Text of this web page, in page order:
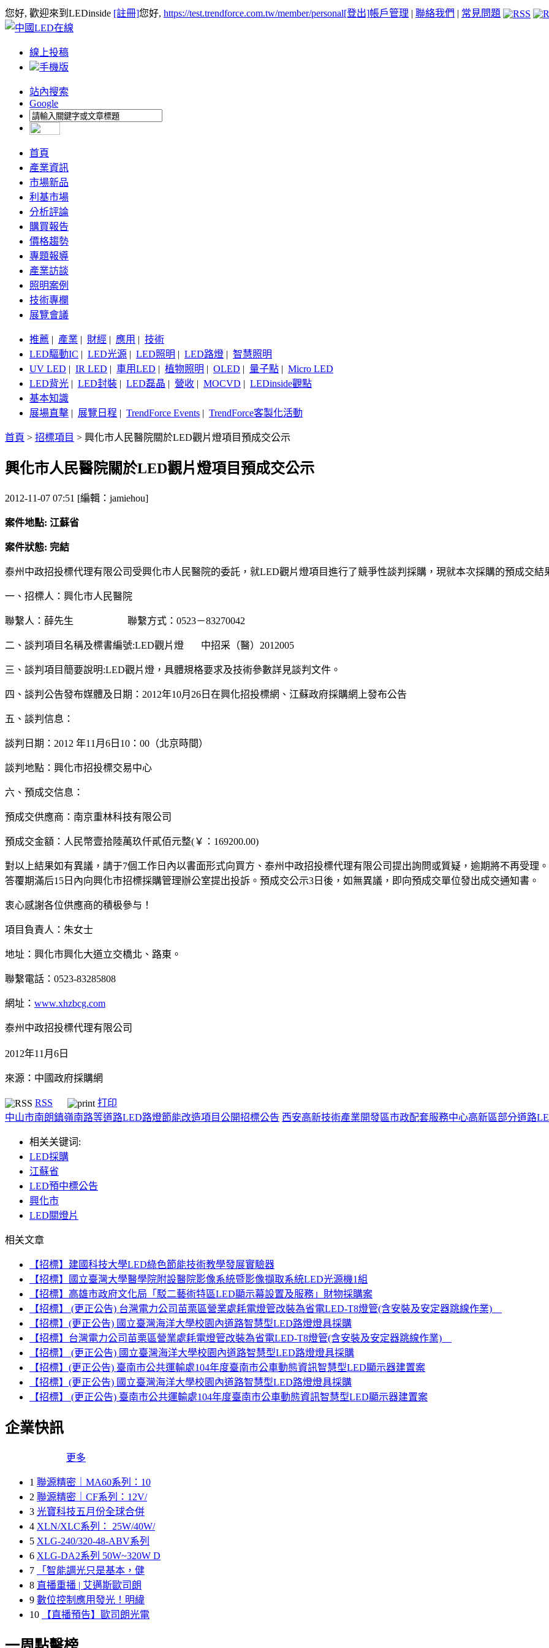
您好, 歡迎來到LEDinside [註冊]您好, https://test.trendforce.com.tw/member/personal[登出]帳戶管理 | 聯絡我們 | 常見問題
線上投稿
手機版
站內搜索
Google
首頁
產業資訊
市場新品
利基市場
分析評論
購買報告
價格趨勢
專題報導
產業訪談
照明案例
技術專欄
展覽會議
推薦 | 產業 | 財經 | 應用 | 技術
LED驅動IC | LED光源 | LED照明 | LED路燈 | 智慧照明
UV LED | IR LED | 車用LED | 植物照明 | OLED | 量子點 | Micro LED
LED背光 | LED封裝 | LED磊晶 | 營收 | MOCVD | LEDinside觀點
基本知識
展場直擊 | 展覽日程 | TrendForce Events | TrendForce客製化活動
首頁 > 招標項目 > 興化市人民醫院關於LED觀片燈項目預成交公示
興化市人民醫院關於LED觀片燈項目預成交公示
2012-11-07 07:51 [編輯：jamiehou]
案件地點: 江蘇省
案件狀態: 完結
泰州中政招投標代理有限公司受興化市人民醫院的委託，就LED觀片燈項目進行了競爭性談判採購，現就本次採購的預成交結
一、招標人：興化市人民醫院
聯繫人：薛先生 聯繫方式：0523－83270042
二、談判項目名稱及標書編號:LED觀片燈 中招采（醫）2012005
三、談判項目簡要說明:LED觀片燈，具體規格要求及技術參數詳見談判文件。
四、談判公告發布媒體及日期：2012年10月26日在興化招投標網、江蘇政府採購網上發布公告
五、談判信息：
談判日期：2012 年11月6日10：00（北京時間）
談判地點：興化市招投標交易中心
六、預成交信息：
預成交供應商：南京重林科技有限公司
預成交金額：人民幣壹拾陸萬玖仟貳佰元整(￥：169200.00)
對以上結果如有異議，請于7個工作日內以書面形式向買方、泰州中政招投標代理有限公司提出詢問或質疑，逾期將不再受理
答覆期滿后15日內向興化市招標採購管理辦公室提出投訴。預成交公示3日後，如無異議，即向預成交單位發出成交通知書。
衷心感謝各位供應商的積极參与！
項目負責人：朱女士
地址：興化市興化大道立交橋北、路東。
聯繫電話：0523-83285808
網址： www.xhzbcg.com
泰州中政招投標代理有限公司
2012年11月6日
來源：中國政府採購網
RSS
打印
中山市南朗鎮嶺南路等道路LED路燈節能改造項目公開招標公告 西安高新技術產業開發區市政配套服務中心高新區部分道路
相关关键词:
LED採購
江蘇省
LED預中標公告
興化市
LED關燈片
相关文章
【招標】建國科技大學LED綠色節能技術教學發展實驗器
【招標】國立臺灣大學醫學院附設醫院影像系統暨影像擷取系統LED光源機1組
【招標】高雄市政府文化局「駁二藝術特區LED顯示幕設置及服務」財物採購案
【招標】 (更正公告) 台灣電力公司苗栗區營業處耗電燈管改裝為省電LED-T8燈管(含安裝及安定器跳線作業)
【招標】(更正公告) 國立臺灣海洋大學校園內道路智慧型LED路燈燈具採購
【招標】台灣電力公司苗栗區營業處耗電燈管改裝為省電LED-T8燈管(含安裝及安定器跳線作業)
【招標】 (更正公告) 國立臺灣海洋大學校園內道路智慧型LED路燈燈具採購
【招標】(更正公告) 臺南市公共運輸處104年度臺南市公車動態資訊智慧型LED顯示器建置案
【招標】(更正公告) 國立臺灣海洋大學校園內道路智慧型LED路燈燈具採購
【招標】 (更正公告) 臺南市公共運輸處104年度臺南市公車動態資訊智慧型LED顯示器建置案
企業快訊
更多
1 聯源精密｜MA60系列：10
2 聯源精密｜CF系列：12V/
3 光寶科技五月份全球合併
4 XLN/XLC系列： 25W/40W/
5 XLG-240/320-48-ABV系列
6 XLG-DA2系列 50W~320W D
7
「智能調光只是基本，健
8 直播重播 | 艾邁斯歐司朗
9 數位控制應用發光！明緯
10
【直播預告】歐司朗光電